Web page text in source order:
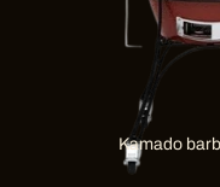
Kamado